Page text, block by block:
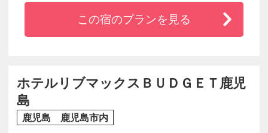
きる飲食店など多数有り。24時間コンビニも併
この宿のプランを見る
ホテルリブマックスＢＵＤＧＥＴ鹿児
島
鹿児島 鹿児島市内